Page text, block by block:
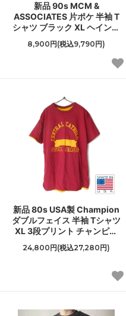
新品 90s MCM &
ASSOCIATES 片ポケ 半袖 T
シャツ ブラック XL ヘインズ
黒 ビーフィー コットン 未使
用品 デッドストック D153
8,900円(税込9,790円)
新品 80s USA製 Champion
ダブルフェイス 半袖 Tシャツ
XL 3段プリント チャンピオ
ン リバーシブル デッドスト
ック D153
24,800円(税込27,280円)